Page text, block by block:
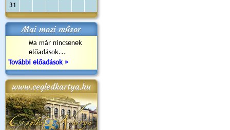
31
Mai mozi műsor
Ma már nincsenek
előadások...
További előadások »
www.cegledkartya.hu